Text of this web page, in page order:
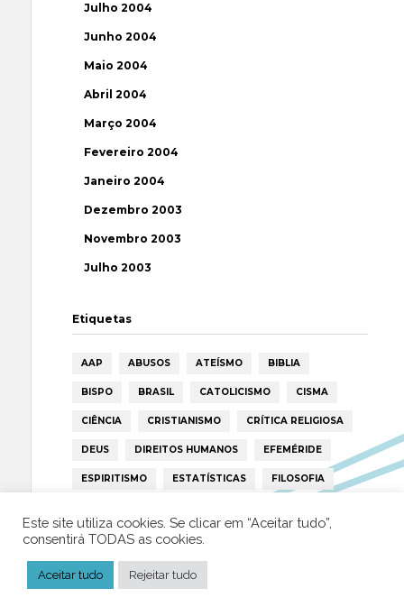
Julho 2004
Junho 2004
Maio 2004
Abril 2004
Março 2004
Fevereiro 2004
Janeiro 2004
Dezembro 2003
Novembro 2003
Julho 2003
Etiquetas
AAP ABUSOS ATEÍSMO BIBLIA
BISPO BRASIL CATOLICISMO CISMA
CIÊNCIA CRISTIANISMO CRÍTICA RELIGIOSA
DEUS DIREITOS HUMANOS EFEMÉRIDE
ESPIRITISMO ESTATÍSTICAS FILOSOFIA
ICAR IGREJA ISLAMISMO
JESUS LAICIDADE
Este site utiliza cookies. Se clicar em “Aceitar tudo”,
consentirá TODAS as cookies.
Aceitar tudo Rejeitar tudo